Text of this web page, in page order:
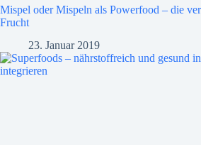
Mispel oder Mispeln als Powerfood – die
Frucht
23. Januar 2019